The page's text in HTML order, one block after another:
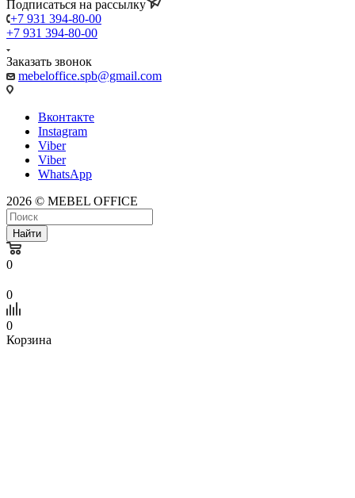
Подписаться на рассылку
+7 931 394-80-00
+7 931 394-80-00
Заказать звонок
mebeloffice.spb@gmail.com
Вконтакте
Instagram
Viber
Viber
WhatsApp
2026 © MEBEL OFFICE
Найти
0
0
0
Корзина